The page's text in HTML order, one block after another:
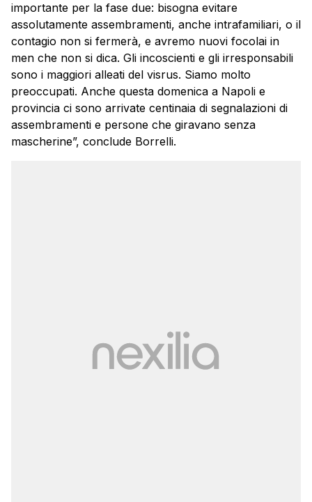
importante per la fase due: bisogna evitare
assolutamente assembramenti, anche intrafamiliari, o il
contagio non si fermerà, e avremo nuovi focolai in
men che non si dica. Gli incoscienti e gli irresponsabili
sono i maggiori alleati del visrus. Siamo molto
preoccupati. Anche questa domenica a Napoli e
provincia ci sono arrivate centinaia di segnalazioni di
assembramenti e persone che giravano senza
mascherine”, conclude Borrelli.